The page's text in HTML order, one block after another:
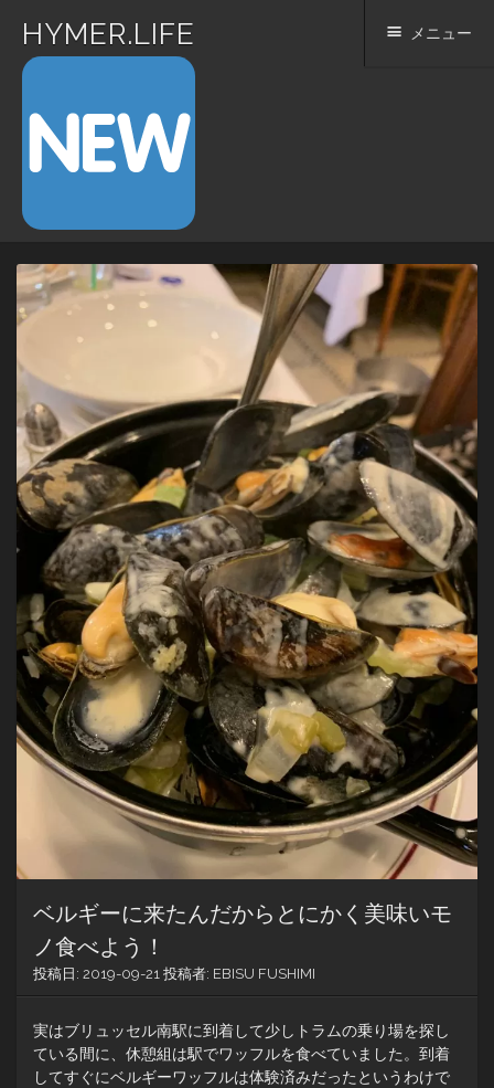
HYMER.LIFE メニュー
コ
ン
テ
ツ
へ
ス
キ
ッ
プ
ベルギーに来たんだからとにかく美味いモ
ノ食べよう！
投稿日: 2019-09-21 投稿者: EBISU FUSHIMI
実はブリュッセル南駅に到着して少しトラムの乗り場を探し
ている間に、休憩組は駅でワッフルを食べていました。到着
してすぐにベルギーワッフルは体験済みだったというわけで